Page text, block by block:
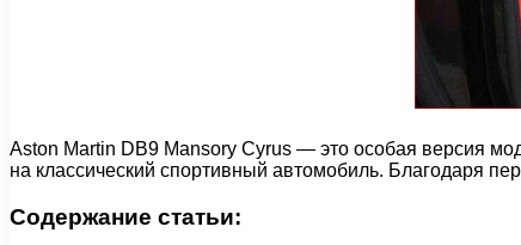
Aston Martin DB9 Mansory Cyrus — это особая версия
на классический спортивный автомобиль. Благодаря
Содержание статьи: